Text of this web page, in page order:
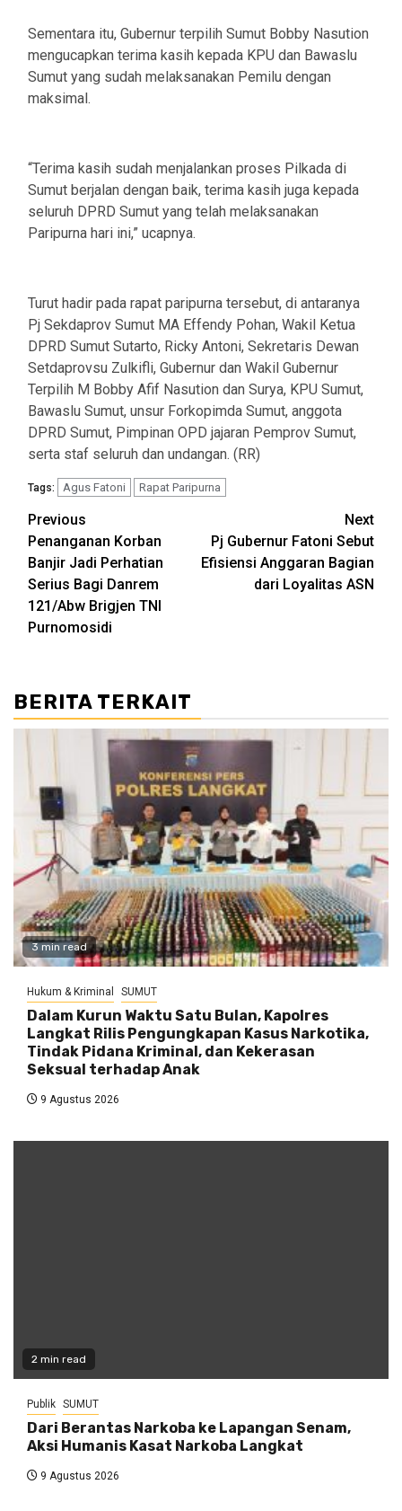
Sementara itu, Gubernur terpilih Sumut Bobby Nasution
mengucapkan terima kasih kepada KPU dan Bawaslu
Sumut yang sudah melaksanakan Pemilu dengan
maksimal.
“Terima kasih sudah menjalankan proses Pilkada di
Sumut berjalan dengan baik, terima kasih juga kepada
seluruh DPRD Sumut yang telah melaksanakan
Paripurna hari ini,” ucapnya.
Turut hadir pada rapat paripurna tersebut, di antaranya
Pj Sekdaprov Sumut MA Effendy Pohan, Wakil Ketua
DPRD Sumut Sutarto, Ricky Antoni, Sekretaris Dewan
Setdaprovsu Zulkifli, Gubernur dan Wakil Gubernur
Terpilih M Bobby Afif Nasution dan Surya, KPU Sumut,
Bawaslu Sumut, unsur Forkopimda Sumut, anggota
DPRD Sumut, Pimpinan OPD jajaran Pemprov Sumut,
serta staf seluruh dan undangan. (RR)
Tags: Agus Fatoni Rapat Paripurna
Post
navigation
Previous
Penanganan Korban
Banjir Jadi Perhatian
Serius Bagi Danrem
121/Abw Brigjen TNI
Purnomosidi
Next
Pj Gubernur Fatoni Sebut
Efisiensi Anggaran Bagian
dari Loyalitas ASN
BERITA TERKAIT
3 min read
Hukum & Kriminal SUMUT
Dalam Kurun Waktu Satu Bulan, Kapolres
Langkat Rilis Pengungkapan Kasus Narkotika,
Tindak Pidana Kriminal, dan Kekerasan
Seksual terhadap Anak
9 Agustus 2026
2 min read
Publik SUMUT
Dari Berantas Narkoba ke Lapangan Senam,
Aksi Humanis Kasat Narkoba Langkat
9 Agustus 2026